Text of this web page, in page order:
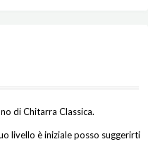
di Chitarra Classica.
livello è iniziale posso suggerirti